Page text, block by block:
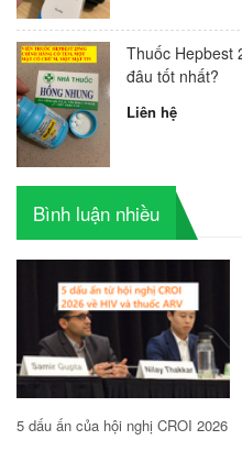
Thuốc Hepbest
đâu tốt nhất?
Liên hệ
Bình luận nhiều
5 dấu ấn của hội nghị CROI 2026